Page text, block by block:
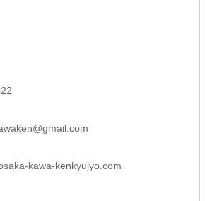
kawa-kenkyujyo.com